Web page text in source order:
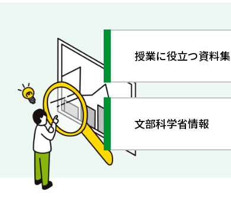
授業に役立つ資料集
文部科学省情報